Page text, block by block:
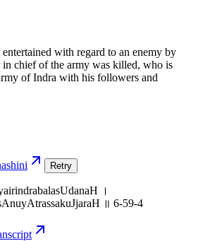
with regard to an enemy by
chief of the army was killed, who is
of Indra with his followers and
Retry
।
॥ 6-59-4